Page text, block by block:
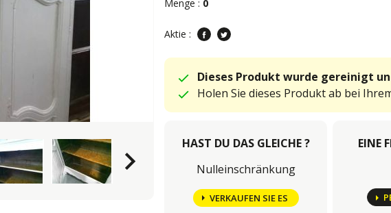
keyboard_arrow_right
Menge : 0
Aktie :
Dieses Produkt wurde gereinigt
Holen Sie dieses Produkt ab bei
HAST DU DAS GLEICHE ?
Nulleinschränkung
VERKAUFEN SIE ES
EINE